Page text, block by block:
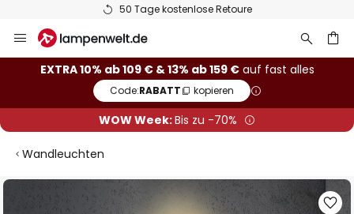
50 Tage kostenlose Retoure
Inhalt
springen
EXTRA 10% ab 109 € & 13% ab 159 €auf fast alles
Code:RABATT kopieren
WOW Week:Bis zu -70%
Wandleuchten
Zum